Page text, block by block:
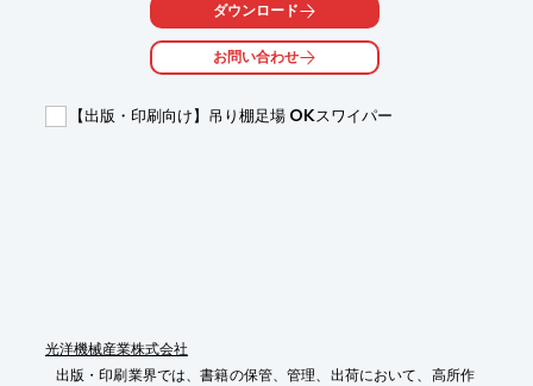
【活用シーン】
・印刷機の周辺でのインク乾燥促進
・インクジェットプリンター使用時の乾燥補助
【導入の効果】
ダウンロード
お問い合わせ
【出版・印刷向け】吊り棚足場 OKスワイパー
光洋機械産業株式会社
出版・印刷業界では、書籍の保管、管理、出荷において、高所作